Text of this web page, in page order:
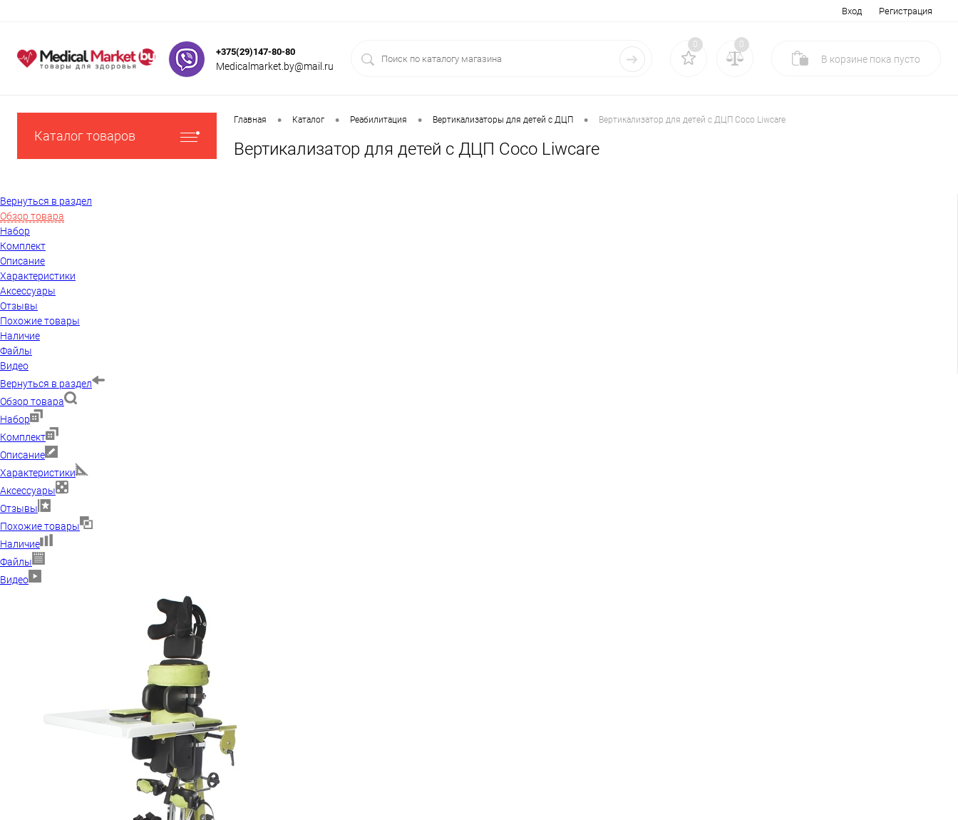
Вход Регистрация
+375(29)147-80-80
Medicalmarket.by@mail.ru
0 0
В корзине пока пусто
Каталог товаров
Главная • Каталог • Реабилитация • Вертикализаторы для детей с ДЦП • Вертикализатор для детей с ДЦП Coco Liwcare
Вертикализатор для детей с ДЦП Coco Liwcare
Вернуться в раздел
Обзор товара
Набор
Комплект
Описание
Характеристики
Аксессуары
Отзывы
Похожие товары
Наличие
Файлы
Видео
Вернуться в раздел
Обзор товара
Набор
Комплект
Описание
Характеристики
Аксессуары
Отзывы
Похожие товары
Наличие
Файлы
Видео